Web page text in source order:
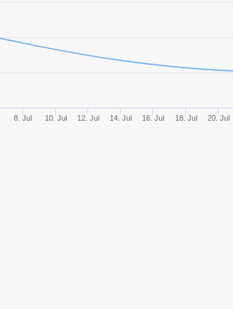
100
229,46 261 59
8. Jul 10. Jul 12. Jul 14. Jul 16. Jul 18. Jul 20. Jul